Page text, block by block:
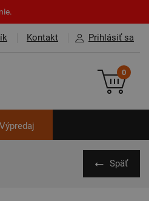
Kontakt Prihlásiť sa
0
Výpredaj
Späť